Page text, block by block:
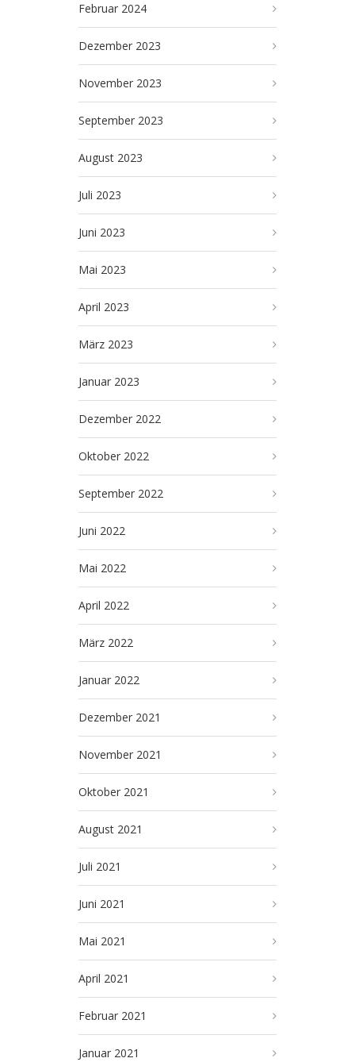
Februar 2024
Dezember 2023
November 2023
September 2023
August 2023
Juli 2023
Juni 2023
Mai 2023
April 2023
März 2023
Januar 2023
Dezember 2022
Oktober 2022
September 2022
Juni 2022
Mai 2022
April 2022
März 2022
Januar 2022
Dezember 2021
November 2021
Oktober 2021
August 2021
Juli 2021
Juni 2021
Mai 2021
April 2021
Februar 2021
Januar 2021